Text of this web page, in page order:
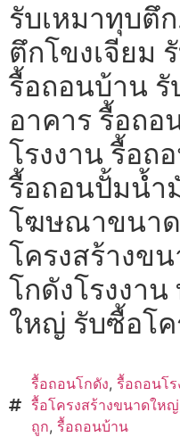
รับเหมาทุบตึ
ตึกโขงเจียม
รื้อถอนบ้าน รั
อาคาร รื้อถอ
โรงงาน รื้อถ
รื้อถอนปั้มน้ำ
โฆษณาขนา
โครงสร้างข
โกดังโรงงา
ใหญ่ รับซื้อโค
รื้อถอนโกดัง, รื้อถอนโร
รื้อโครงสร้างขนาดใหญ่
ถูก, รื้อถอนบ้าน